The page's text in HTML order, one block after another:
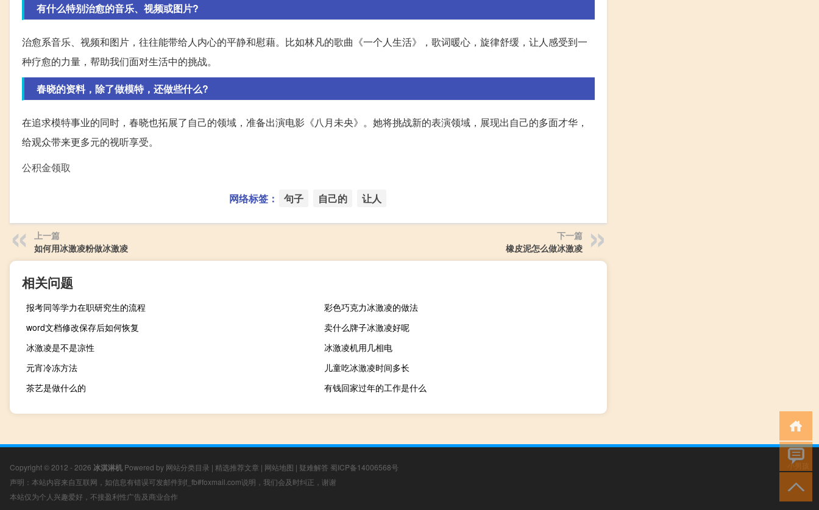
有什么特别治愈的音乐、视频或图片?
治愈系音乐、视频和图片，往往能带给人内心的平静和慰藉。比如林凡的歌曲《一个人生活》，歌词暖心，旋律舒缓，让人感受到一
种疗愈的力量，帮助我们面对生活中的挑战。
春晓的资料，除了做模特，还做些什么?
在追求模特事业的同时，春晓也拓展了自己的领域，准备出演电影《八月未央》。她将挑战新的表演领域，展现出自己的多面才华，
给观众带来更多元的视听享受。
公积金领取
网络标签： 句子 自己的 让人
上一篇
如何用冰激凌粉做冰激凌
下一篇
橡皮泥怎么做冰激凌
相关问题
报考同等学力在职研究生的流程
彩色巧克力冰激凌的做法
word文档修改保存后如何恢复
卖什么牌子冰激凌好呢
冰激凌是不是凉性
冰激凌机用几相电
元宵冷冻方法
儿童吃冰激凌时间多长
茶艺是做什么的
有钱回家过年的工作是什么
Copyright © 2012 - 2026 冰淇淋机 Powered by 网站分类目录 | 精选推荐文章 | 网站地图 | 疑难解答 蜀ICP备14006568号
声明：本站内容来自互联网，如信息有错误可发邮件到f_fb#foxmail.com说明，我们会及时纠正，谢谢
本站仅为个人兴趣爱好，不接盈利性广告及商业合作
小男孩